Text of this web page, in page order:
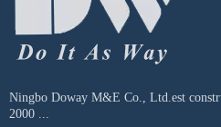
Ningbo Doway M&E Co., Ltd.est
2000 ...